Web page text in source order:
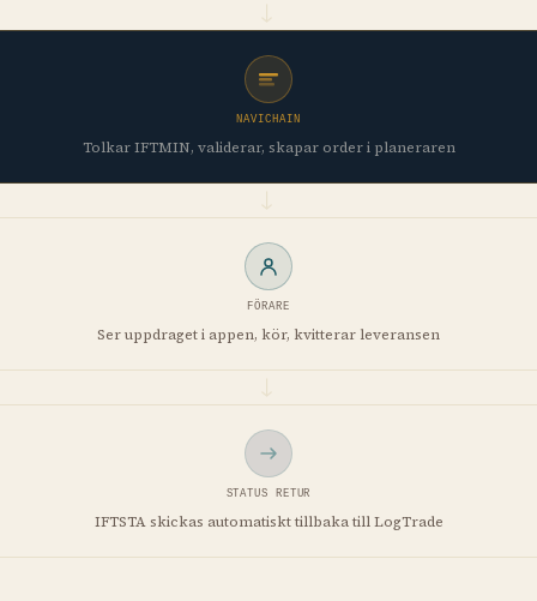
→
NAVICHAIN
Tolkar IFTMIN, validerar, skapar order i planeraren
→
FÖRARE
Ser uppdraget i appen, kör, kvitterar leveransen
→
STATUS RETUR
IFTSTA skickas automatiskt tillbaka till LogTrade